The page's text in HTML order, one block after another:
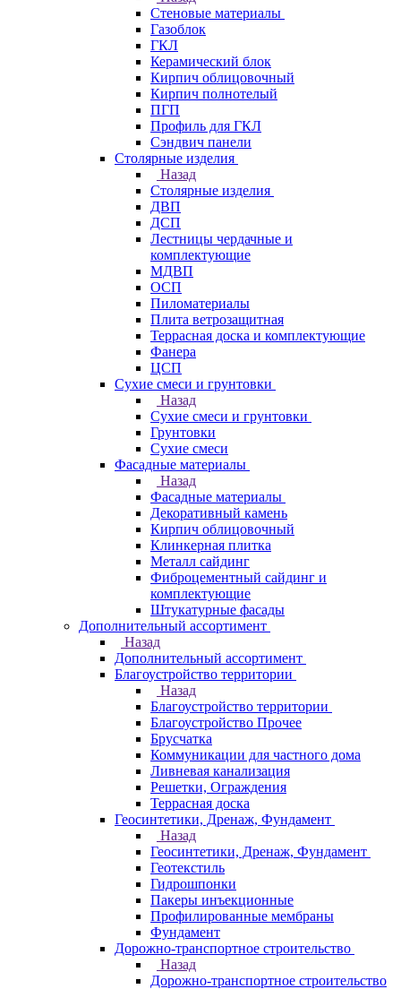
Стеновые материалы
Газоблок
ГКЛ
Керамический блок
Кирпич облицовочный
Кирпич полнотелый
ПГП
Профиль для ГКЛ
Сэндвич панели
Столярные изделия
Назад
Столярные изделия
ДВП
ДСП
Лестницы чердачные и
комплектующие
МДВП
ОСП
Пиломатериалы
Плита ветрозащитная
Террасная доска и комплектующие
Фанера
ЦСП
Сухие смеси и грунтовки
Назад
Сухие смеси и грунтовки
Грунтовки
Сухие смеси
Фасадные материалы
Назад
Фасадные материалы
Декоративный камень
Кирпич облицовочный
Клинкерная плитка
Металл сайдинг
Фиброцементный сайдинг и
комплектующие
Штукатурные фасады
Дополнительный ассортимент
Назад
Дополнительный ассортимент
Благоустройство территории
Назад
Благоустройство территории
Благоустройство Прочее
Брусчатка
Коммуникации для частного дома
Ливневая канализация
Решетки, Ограждения
Террасная доска
Геосинтетики, Дренаж, Фундамент
Назад
Геосинтетики, Дренаж, Фундамент
Геотекстиль
Гидрошпонки
Пакеры инъекционные
Профилированные мембраны
Фундамент
Дорожно-транспортное строительство
Назад
Дорожно-транспортное строительство